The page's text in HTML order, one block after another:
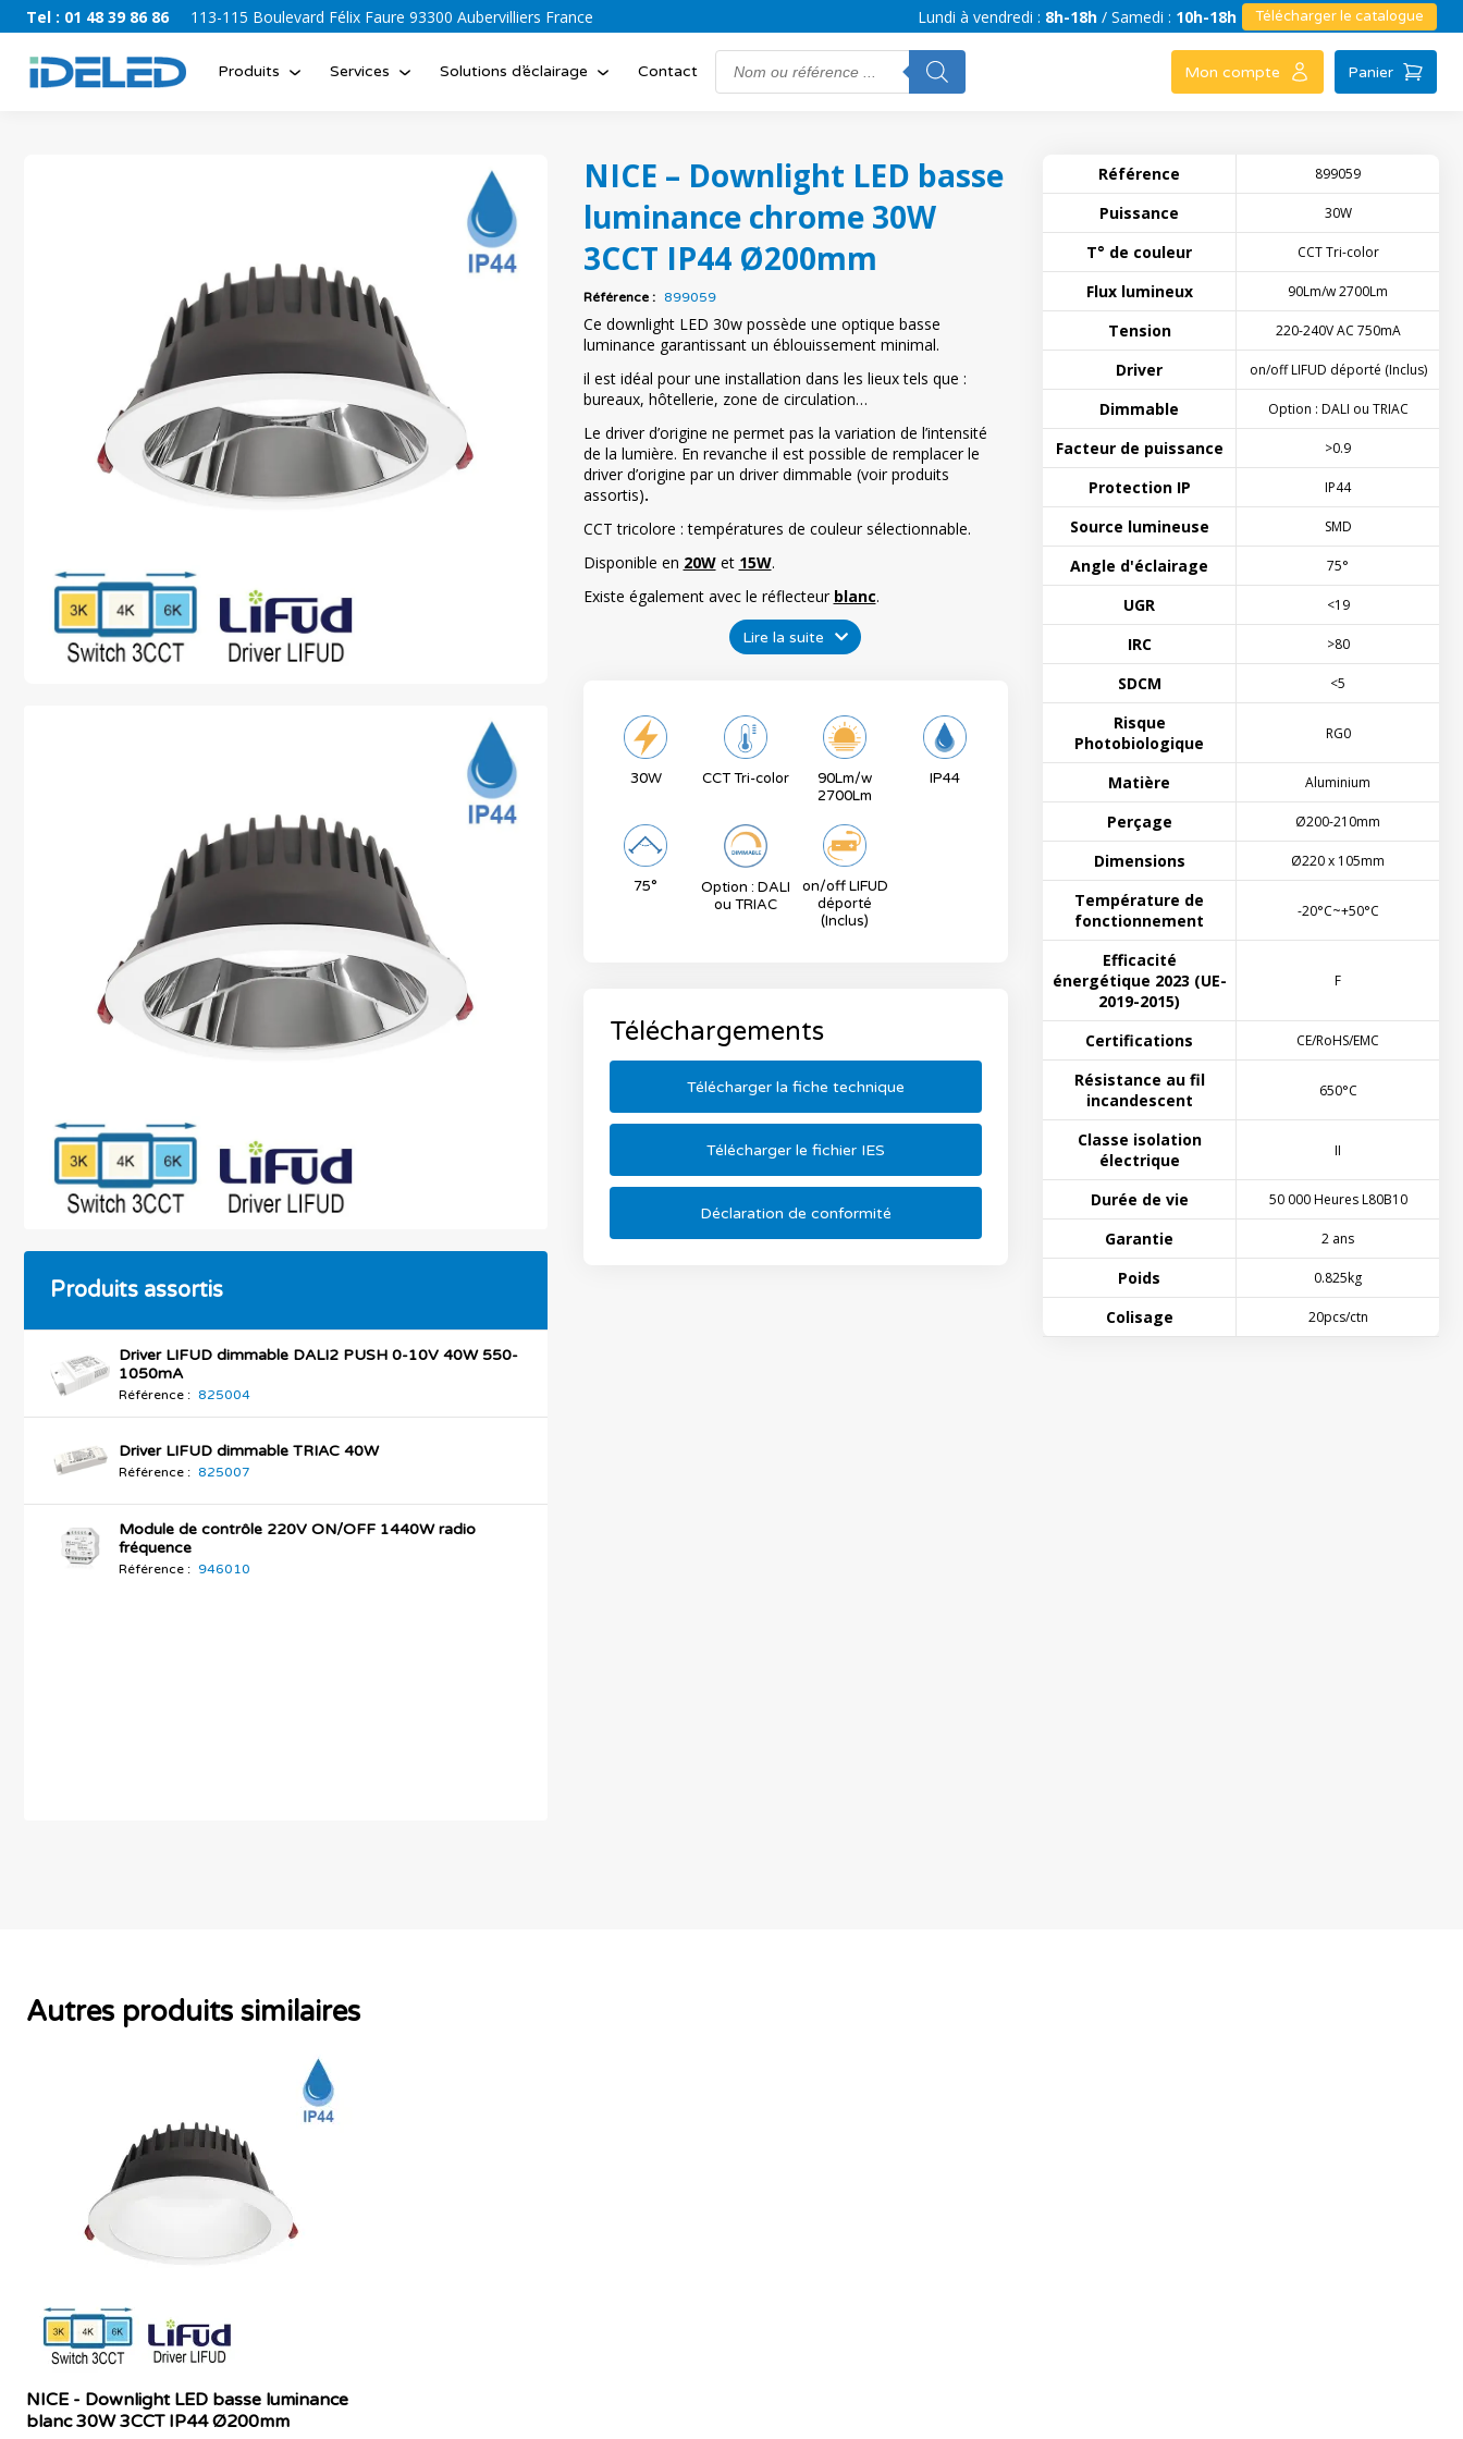
Tel : 01 48 39 86 86 113-115 Boulevard Félix Faure 93300 Aubervilliers France Lundi à vendredi : 8h-18h / Samedi : 10h-18h Télécharger le catalogue
Produits Services Solutions d’éclairage Contact
Search
for:
Mon compte Panier
Produits assortis
Driver LIFUD dimmable DALI2 PUSH 0-10V 40W 550-
1050mA
Référence : 825004
Driver LIFUD dimmable TRIAC 40W
Référence : 825007
Module de contrôle 220V ON/OFF 1440W radio
fréquence
Référence : 946010
NICE – Downlight LED basse
luminance chrome 30W
3CCT IP44 Ø200mm
Référence : 899059
Ce downlight LED 30w possède une optique basse
luminance garantissant un éblouissement minimal.
il est idéal pour une installation dans les lieux tels que :
bureaux, hôtellerie, zone de circulation…
Le driver d’origine ne permet pas la variation de l’intensité
de la lumière. En revanche il est possible de remplacer le
driver d’origine par un driver dimmable (voir produits
assortis).
CCT tricolore : températures de couleur sélectionnable.
Disponible en 20Wet 15W.
Existe également avec le réflecteur blanc.
Lire la suite
30W CCT Tri-color
90Lm/w
2700Lm
IP44
75°
Option : DALI
ou TRIAC
on/off LIFUD
déporté
(Inclus)
Téléchargements
Télécharger la fiche technique
Télécharger le fichier IES
Déclaration de conformité
Référence 899059
Puissance 30W
T° de couleur CCT Tri-color
Flux lumineux 90Lm/w 2700Lm
Tension 220-240V AC 750mA
Driver on/off LIFUD déporté (Inclus)
Dimmable Option : DALI ou TRIAC
Facteur de puissance >0.9
Protection IP IP44
Source lumineuse SMD
Angle d'éclairage 75°
UGR <19
IRC >80
SDCM <5
Risque
Photobiologique
RG0
Matière Aluminium
Perçage Ø200-210mm
Dimensions Ø220 x 105mm
Température de
fonctionnement
-20°C~+50°C
Efficacité
énergétique 2023 (UE-
2019-2015)
F
Certifications CE/RoHS/EMC
Résistance au fil
incandescent
650°C
Classe isolation
électrique
II
Durée de vie 50 000 Heures L80B10
Garantie 2 ans
Poids 0.825kg
Colisage 20pcs/ctn
Autres produits similaires
NICE - Downlight LED basse luminance
blanc 30W 3CCT IP44 Ø200mm